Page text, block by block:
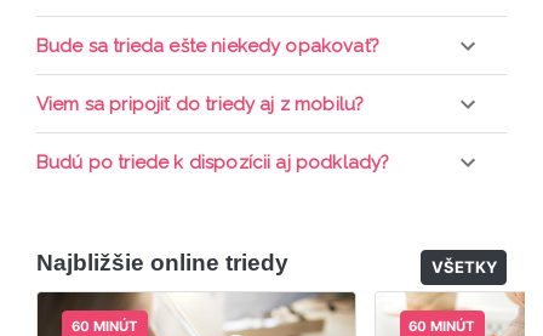
prihlásiť do triedy.
Každá trieda sa nahráva a je k dispozícií po dobu 7
Bude sa trieda ešte niekedy opakovať?
Triedy sa priebežne opakujú, stačí sledovať ponuku
Viem sa pripojiť do triedy aj z mobilu?
Áno, pripojenie do triedy je možné aj cez mobil,
Budú po triede k dispozícii aj podklady?
dispozícií.
Najbližšie online triedy VŠETKY
60 MINÚT 60 MINÚT